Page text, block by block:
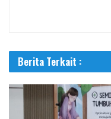
Berita Terkait :